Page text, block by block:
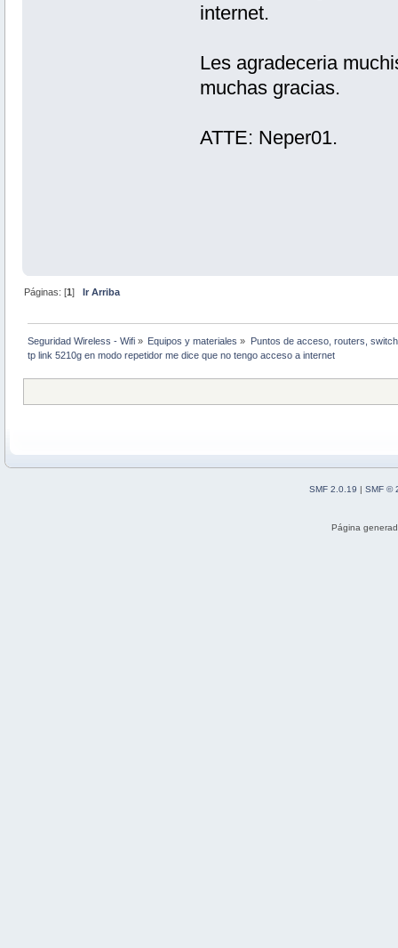
internet.
Les agradeceria
muchas gracias.
ATTE: Neper01.
Páginas: [1]Ir Arriba
Seguridad Wireless - Wifi » Equipos y materiales » Puntos de acceso, routers,
tp link 5210g en modo repetidor me dice que no tengo acceso a internet
SMF 2.0.19 | SMF ©
Página